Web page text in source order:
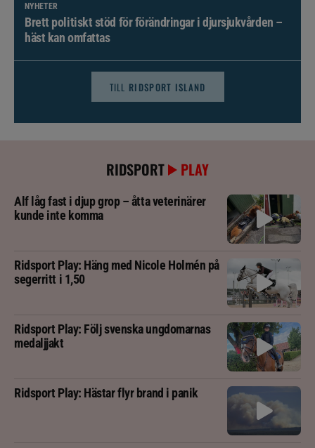
NYHETER
Brett politiskt stöd för förändringar i djursjukvården –
häst kan omfattas
TILL RIDSPORT ISLAND
RIDSPORT PLAY
Alf låg fast i djup grop – åtta veterinärer
kunde inte komma
Ridsport Play: Häng med Nicole Holmén på
segerritt i 1,50
Ridsport Play: Följ svenska ungdomarnas
medaljjakt
Ridsport Play: Hästar flyr brand i panik